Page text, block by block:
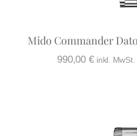
Mido Commander
990,00 € inkl.